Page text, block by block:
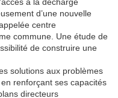
d’une nouvelle
centre
commune. Une étude de
de construire une
solutions aux problèmes
renforçant ses capacités
directeurs